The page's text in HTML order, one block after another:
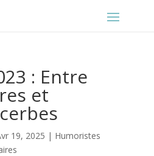
: Entre
et
19, 2025 | Humoristes